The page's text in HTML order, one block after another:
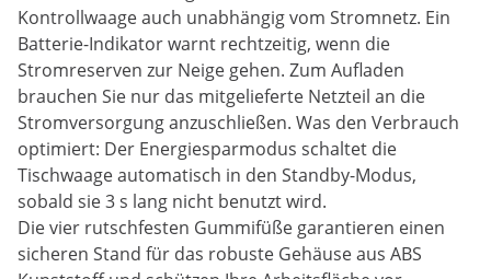
Kontrollwaage auch unabhängig vom Stromnetz. Ein
Batterie-Indikator warnt rechtzeitig, wenn die
Stromreserven zur Neige gehen. Zum Aufladen
brauchen Sie nur das mitgelieferte Netzteil an die
Stromversorgung anzuschließen. Was den Verbrauch
optimiert: Der Energiesparmodus schaltet die
Tischwaage automatisch in den Standby-Modus,
sobald sie 3 s lang nicht benutzt wird.
Die vier rutschfesten Gummifüße garantieren einen
sicheren Stand für das robuste Gehäuse aus ABS